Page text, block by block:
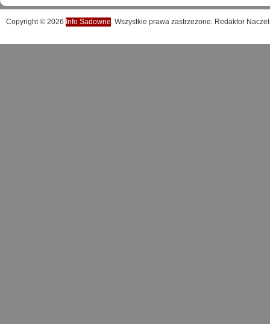
Copyright © 2026 Info Sadowne. Wszystkie prawa zastrzeżone. Redaktor